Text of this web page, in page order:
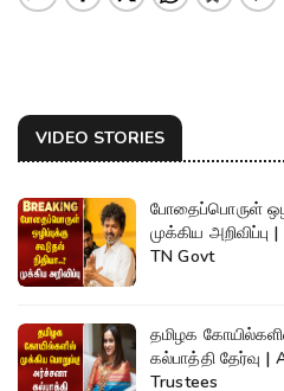
VIDEO STORIES
போதைப்பொருள்
முக்கிய
TN Govt
தமிழக
கல்பாத்தி தேர்வு |
Trustees